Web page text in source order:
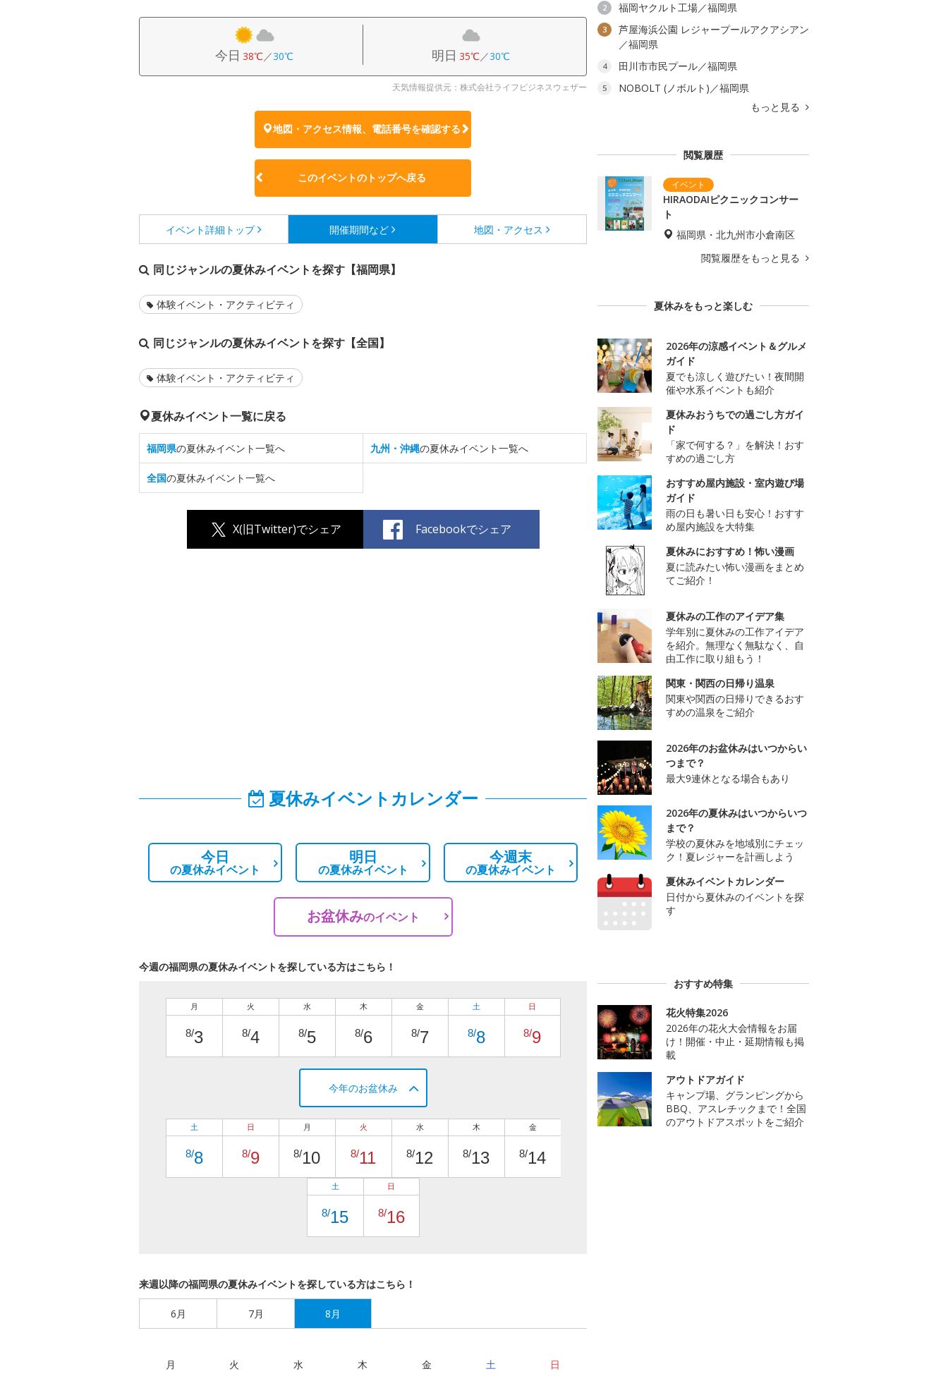
今日 38℃／30℃ 明日 35℃／30℃
天気情報提供元：株式会社ライフビジネスウェザー
地図・アクセス情報、電話番号を確認する
このイベントのトップへ戻る
イベント詳細 トップ 開催期間など 地図・アクセス
同じジャンルの夏休みイベントを探す【福岡県】
体験イベント・アクティビティ
同じジャンルの夏休みイベントを探す【全国】
体験イベント・アクティビティ
夏休みイベント一覧に戻る
福岡県の夏休みイベント一覧へ 九州・沖縄の夏休みイベント一覧へ
全国の夏休みイベント一覧へ
X(旧Twitter)でシェア Facebookでシェア
夏休みイベントカレンダー
今日
の夏休みイベント
明日
の夏休みイベント
今週末
の夏休みイベント
お盆休みのイベント
今週の福岡県の夏休みイベントを探している方はこちら！
月
8/3
火
8/4
水
8/5
木
8/6
金
8/7
土
8/8
日
8/9
今年のお盆休み
土
8/8
日
8/9
月
8/10
火
8/11
水
8/12
木
8/13
金
8/14
土
8/15
日
8/16
来週以降の福岡県の夏休みイベントを探している方はこちら！
6月 7月 8月
月 火 水 木 金 土 日
2 福岡ヤクルト工場／福岡県
3
芦屋海浜公園 レジャープールアクアシアン
／福岡県
4 田川市市民プール／福岡県
5
NOBOLT (ノボルト)／福岡県
もっと見る
閲覧履歴
HIRAODAIピクニックコンサー
ト
福岡県・北九州市小倉南区
閲覧履歴をもっと見る
夏休みをもっと楽しむ
2026年の涼感イベント＆グルメ
ガイド
夏でも涼しく遊びたい！夜間開
催や水系イベントも紹介
夏休みおうちでの過ごし方ガイ
ド
「家で何する？」を解決！おす
すめの過ごし方
おすすめ屋内施設・室内遊び場
ガイド
雨の日も暑い日も安心！おすす
め屋内施設を大特集
夏休みにおすすめ！怖い漫画
夏に読みたい怖い漫画をまとめ
てご紹介！
夏休みの工作のアイデア集
学年別に夏休みの工作アイデア
を紹介。無理なく無駄なく、自
由工作に取り組もう！
関東・関西の日帰り温泉
関東や関西の日帰りできるおす
すめの温泉をご紹介
2026年のお盆休みはいつからい
つまで？
最大9連休となる場合もあり
2026年の夏休みはいつからいつ
まで？
学校の夏休みを地域別にチェッ
ク！夏レジャーを計画しよう
夏休みイベントカレンダー
日付から夏休みのイベントを探
す
おすすめ特集
花火特集2026
2026年の花火大会情報をお届
け！開催・中止・延期情報も掲
載
アウトドアガイド
キャンプ場、グランピングから
BBQ、アスレチックまで！全国
のアウトドアスポットをご紹介